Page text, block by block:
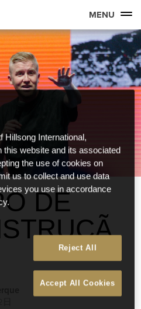
MENU
DE
Hillsong International,
this website and its associated
the use of cookies on
us to collect and use data
you use in accordance
Reject All
Accept All Cookies